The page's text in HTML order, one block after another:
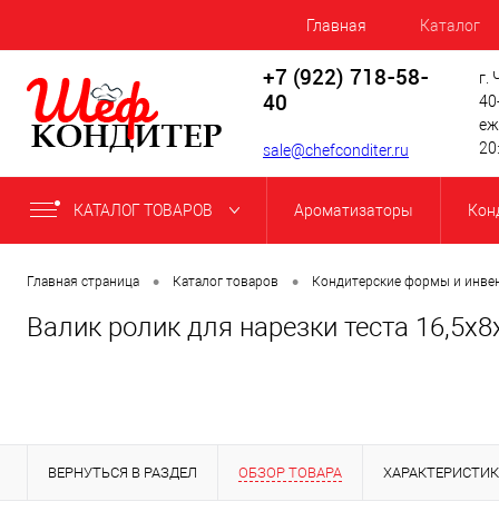
Главная Каталог
+7 (922) 718-58-
40
sale@chefconditer.ru
г.
КАТАЛОГ ТОВАРОВ Ароматизаторы
Главная страница • Каталог товаров • Кондитерские формы и
Валик ролик для нарезки теста
ВЕРНУТЬСЯ В РАЗДЕЛ ОБЗОР ТОВАРА